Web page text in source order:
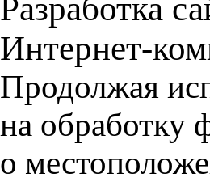
Разработка
Интернет-
Продолжая
на обработку
о